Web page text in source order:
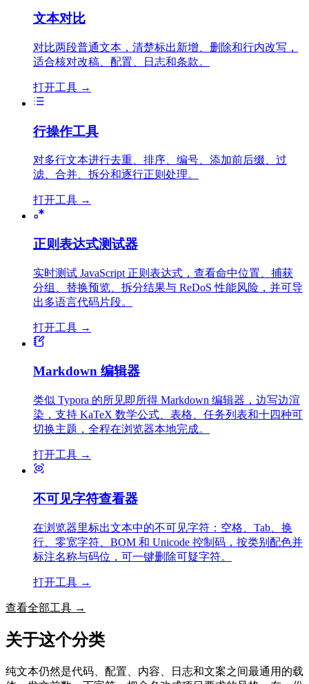
文本对比
对比两段普通文本，清楚标出新增、删除和行内改写，
适合核对改稿、配置、日志和条款。
打开工具 →
行操作工具
对多行文本进行去重、排序、编号、添加前后缀、过
滤、合并、拆分和逐行正则处理。
打开工具 →
正则表达式测试器
实时测试 JavaScript 正则表达式，查看命中位置、捕获
分组、替换预览、拆分结果与 ReDoS 性能风险，并可导
出多语言代码片段。
打开工具 →
Markdown 编辑器
类似 Typora 的所见即所得 Markdown 编辑器，边写边渲
染，支持 KaTeX 数学公式、表格、任务列表和十四种可
切换主题，全程在浏览器本地完成。
打开工具 →
不可见字符查看器
在浏览器里标出文本中的不可见字符：空格、Tab、换
行、零宽字符、BOM 和 Unicode 控制码，按类别配色并
标注名称与码位，可一键删除可疑字符。
打开工具 →
查看全部工具 →
关于这个分类
纯文本仍然是代码、配置、内容、日志和文案之间最通用的载